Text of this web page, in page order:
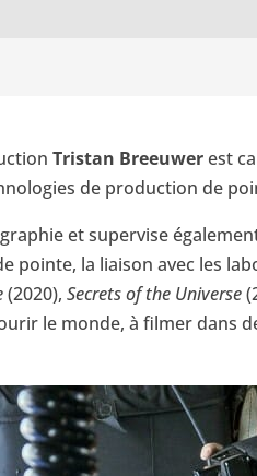
Tristan Breeuwer est
de production de
et supervise
pointe, la liaison avec les
(2020),Secrets of the Universe
le monde, à filmer